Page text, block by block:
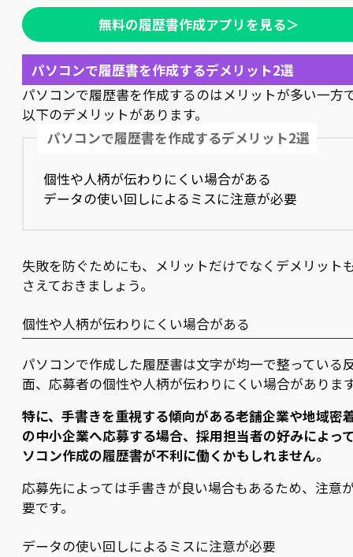
無料の履歴書作成アプリを見る＞
パソコンで履歴書を作成するデメリット2選
パソコンで履歴書を作成するのはメリットが多い一方
以下のデメリットがあります。
パソコンで履歴書を作成するデメリット2選
個性や人柄が伝わりにくい場合がある
データの使い回しによるミスに注意が必要
失敗を防ぐためにも、メリットだけでなくデメリット
さえておきましょう。
個性や人柄が伝わりにくい場合がある
パソコンで作成した履歴書は文字が均一で整っている
面、応募者の個性や人柄が伝わりにくい場合がありま
特に、手書きを重視する傾向がある老舗企業や地域密
の中小企業へ応募する場合、採用担当者の好みによっ
ソコン作成の履歴書が不利に働くかもしれません。
応募先によっては手書きが良い場合もあるため、注意
要です。
データの使い回しによるミスに注意が必要